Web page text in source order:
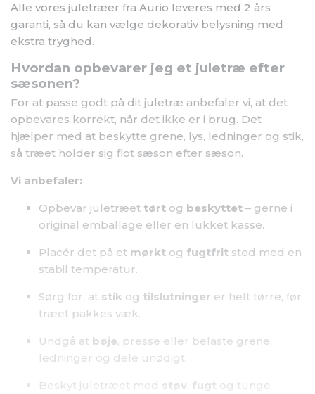
Alle vores juletræer fra Aurio leveres med 2 års
garanti, så du kan vælge dekorativ belysning med
ekstra tryghed.
Hvordan opbevarer jeg et juletræ efter
sæsonen?
For at passe godt på dit juletræ anbefaler vi, at det
opbevares korrekt, når det ikke er i brug. Det
hjælper med at beskytte grene, lys, ledninger og stik,
så træet holder sig flot sæson efter sæson.
Vi anbefaler:
Opbevar juletræet tørt og beskyttet – gerne i
original emballage eller en lukket kasse.
Placér det på et mørkt og fugtfrit sted med en
stabil temperatur.
Sørg for, at stik og tilslutninger er helt tørre, før
træet pakkes væk.
Undgå at bøje, presse eller belaste grene,
ledninger og dele unødigt.
Beskyt juletræet mod støv, fugt og tunge